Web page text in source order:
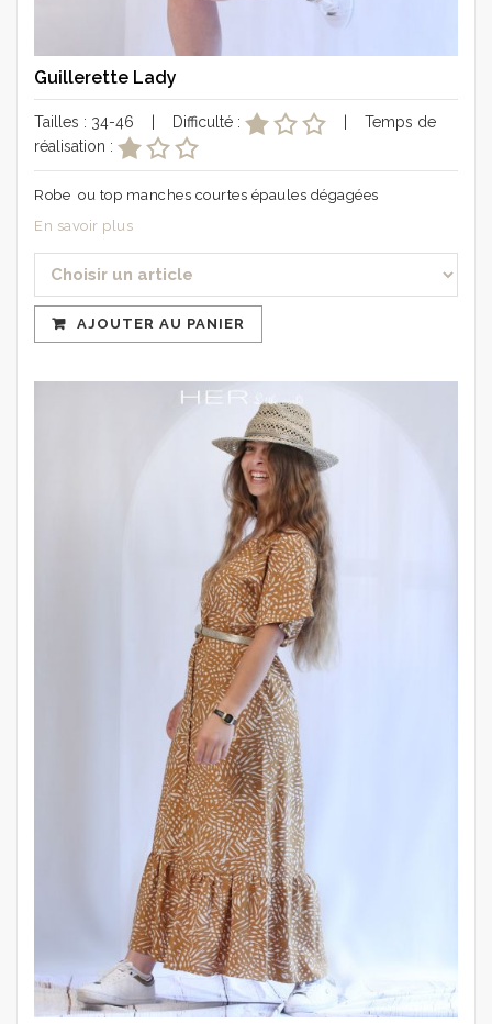
Guillerette Lady
Tailles : 34-46 | Difficulté :
| Temps de
réalisation :
Robe ou top manches courtes épaules dégagées
En savoir plus
AJOUTER AU PANIER